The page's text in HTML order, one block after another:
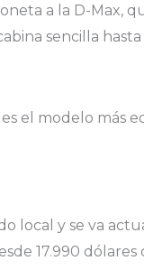
a la D-Max,
sencilla
el modelo más
local y se va
17.990 dólares